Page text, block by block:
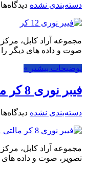
دسته‌بندی نشده دیدگاه‌ها
صوت و داده های دیگر
توضیحات بیشتر »
فیبر نوری 8 کر مالتی مود MM قیمت خرید
دسته‌بندی نشده دیدگاه‌ها
تصویر، صوت و داده های